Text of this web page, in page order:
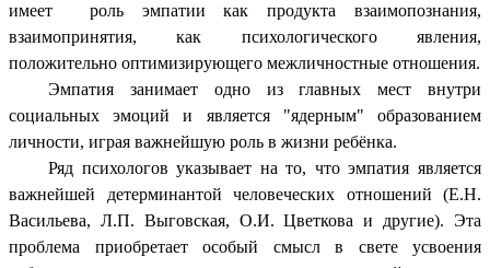
имеет роль эмпатии как продукта взаимопознания,
взаимопринятия, как психологического явления,
положительно оптимизирующего межличностные отношения.
Эмпатия занимает одно из главных мест внутри
социальных эмоций и является "ядерным" образованием
личности, играя важнейшую роль в жизни ребёнка.
Ряд психологов указывает на то, что эмпатия является
важнейшей детерминантой человеческих отношений (Е.Н.
Васильева, Л.П. Выговская, О.И. Цветкова и другие). Эта
проблема приобретает особый смысл в свете усвоения